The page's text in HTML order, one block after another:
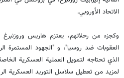
الاتحاد الأوروبي.
وكجزء من رحلاتهم، يعتزم هاريس
العقوبات ضد روسيا"، و "الجهود المستمرة
الذي تحتاجه لتمويل العملية العسكرية
لمزيد من تعطيل سلاسل التوريد العسكرية